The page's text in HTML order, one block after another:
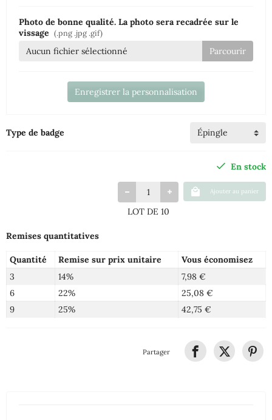
Photo de bonne qualité. La photo sera recadrée sur le
vissage (.png .jpg .gif)
Aucun fichier sélectionné
Enregistrer la personnalisation
Type de badge
En stock
Ajouter au panier
LOT DE 10
Remises quantitatives
Quantité Remise sur prix unitaire
Vous économisez
3
14%
7,98 €
6
22%
25,08 €
9
25% 42,75 €
Partager